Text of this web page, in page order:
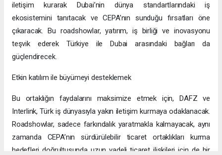
iletişim kurarak Dubai’nin dünya standartlarındaki iş
ekosistemini tanıtacak ve CEPA’nın sunduğu fırsatları öne
çıkaracak. Bu roadshowlar, yatırım, iş birliği ve inovasyonu
teşvik ederek Türkiye ile Dubai arasındaki bağları da
güçlendirecek.
Etkin katılım ile büyümeyi desteklemek
Bu ortaklığın faydalarını maksimize etmek için, DAFZ ve
Interlink, Türk iş dünyasıyla yakın iletişim kurmaya odaklanacak.
Roadshowlar, sadece farkındalık yaratmakla kalmayacak, aynı
zamanda CEPA’nın sürdürülebilir ticaret ortaklıkları kurma
hedefleri doğrultusunda uzun vadeli ticaret ilişkileri için de bir